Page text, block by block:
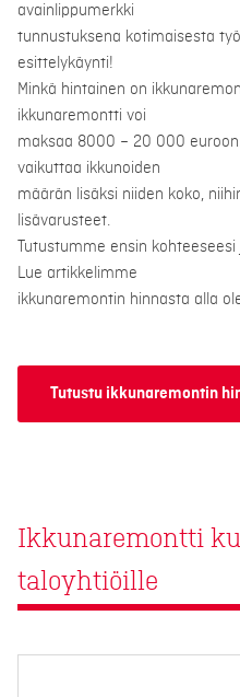
avainlippumerkki
tunnustuksena kotimaisesta
esittelykäynti!
Minkä hintainen on
ikkunaremontti voi
maksaa 8000 – 20 000
vaikuttaa ikkunoiden
määrän lisäksi niiden koko,
lisävarusteet.
Tutustumme ensin
Lue artikkelimme
ikkunaremontin hinnasta alla
Tutustu ikkunaremontin
Ikkunaremontti
taloyhtiöille